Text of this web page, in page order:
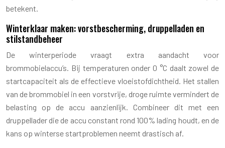
betekent.
Winterklaar maken: vorstbescherming, druppelladen en
stilstandbeheer
De winterperiode vraagt extra aandacht voor
brommobielaccu’s. Bij temperaturen onder 0 °C daalt zowel de
startcapaciteit als de effectieve vloeistofdichtheid. Het stallen
van de brommobiel in een vorstvrije, droge ruimte vermindert de
belasting op de accu aanzienlijk. Combineer dit met een
druppellader die de accu constant rond 100% lading houdt, en de
kans op winterse startproblemen neemt drastisch af.